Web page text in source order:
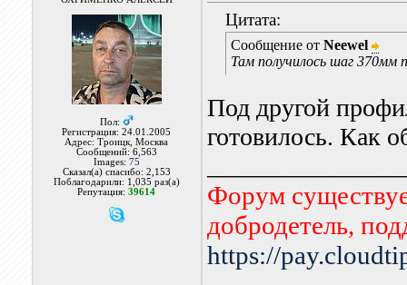
Пол:
Регистрация: 24.01.2005
Адрес: Троицк, Москва
Сообщений: 6,563
Images: 75
Сказал(а) спасибо: 2,153
Поблагодарили: 1,035 раз(а)
Репутация:39614
Цитата:
Сообщение от Neewel
Там получилось шаг 370мм
Под другой
готовилось. Как
Форум
добродетель,
https://